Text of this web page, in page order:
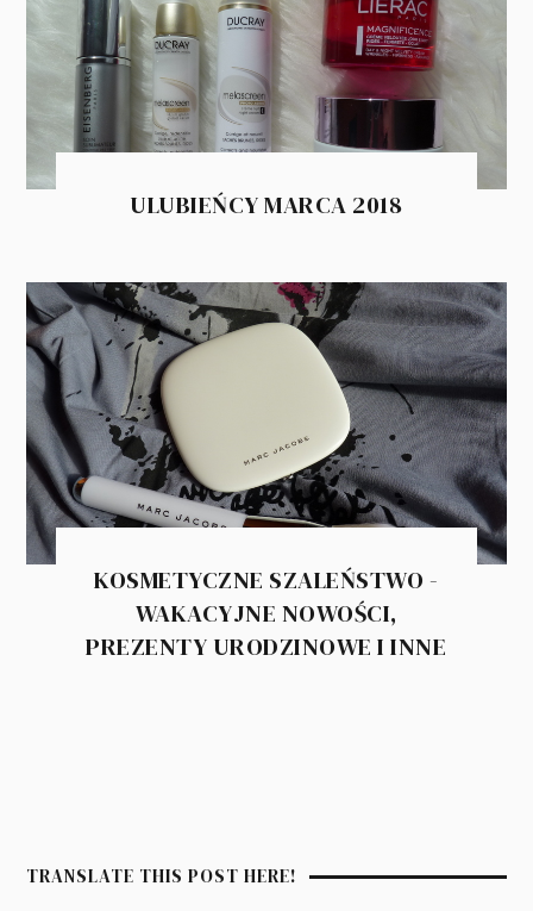
ULUBIEŃCY MARCA 2018
KOSMETYCZNE SZALEŃSTWO -
WAKACYJNE NOWOŚCI,
PREZENTY URODZINOWE I INNE
TRANSLATE THIS POST HERE!